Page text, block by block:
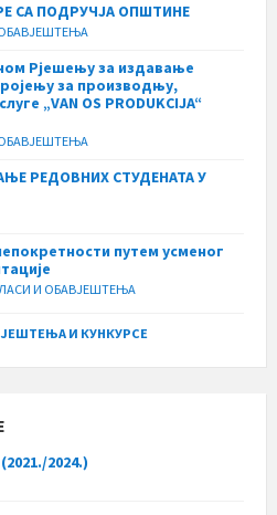
СА ПОДРУЧЈА ОПШТИНЕ
Рјешењу за издавање
за производњу,
„VAN OS PRODUKCIJA“
РЕДОВНИХ СТУДЕНАТА У
путем усменог
И ОБАВЈЕШТЕЊА
И КУНКУРСЕ
2024.)